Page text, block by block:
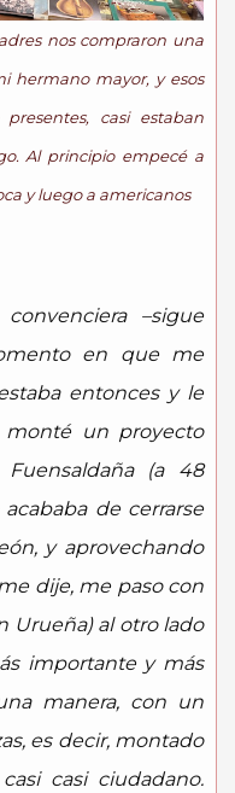
nos compraron una
hermano mayor, y esos
casi estaban
Al principio empecé a
y luego a americanos
–sigue
en que me
entonces y le
monté un proyecto
(a 48
de cerrarse
y aprovechando
dije, me paso con
Urueña) al otro lado
importante y más
manera, con un
es decir, montado
casi ciudadano.